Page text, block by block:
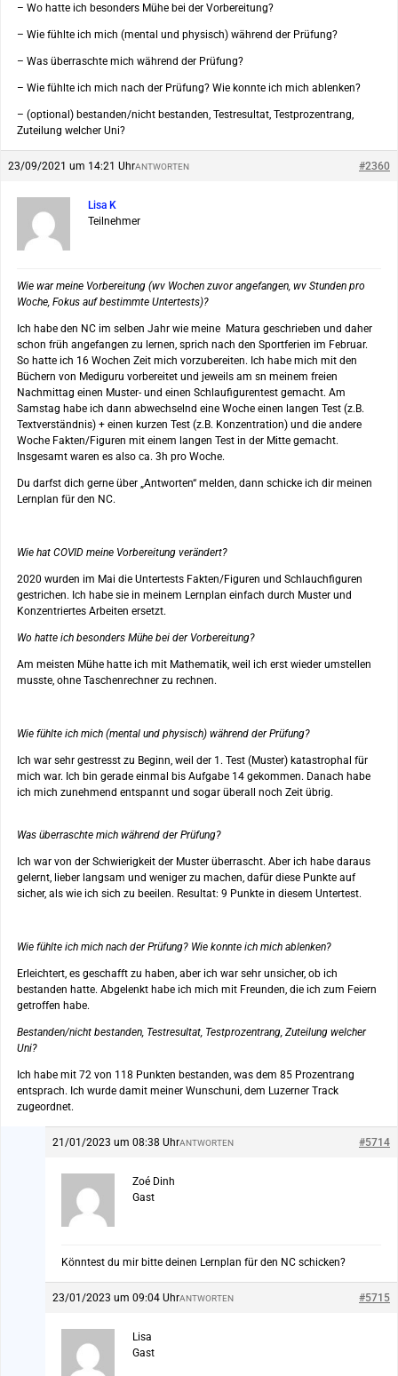
– Wo hatte ich besonders Mühe bei der Vorbereitung?
– Wie fühlte ich mich (mental und physisch) während der Prüfung?
– Was überraschte mich während der Prüfung?
– Wie fühlte ich mich nach der Prüfung? Wie konnte ich mich ablenken?
– (optional) bestanden/nicht bestanden, Testresultat, Testprozentrang,
Zuteilung welcher Uni?
23/09/2021 um 14:21 Uhr #2360
ANTWORTEN
Lisa K
Teilnehmer
Wie war meine Vorbereitung (wv Wochen zuvor angefangen, wv Stunden pro
Woche, Fokus auf bestimmte Untertests)?
Ich habe den NC im selben Jahr wie meine Matura geschrieben und daher
schon früh angefangen zu lernen, sprich nach den Sportferien im Februar.
So hatte ich 16 Wochen Zeit mich vorzubereiten. Ich habe mich mit den
Büchern von Mediguru vorbereitet und jeweils am sn meinem freien
Nachmittag einen Muster- und einen Schlaufigurentest gemacht. Am
Samstag habe ich dann abwechselnd eine Woche einen langen Test (z.B.
Textverständnis) + einen kurzen Test (z.B. Konzentration) und die andere
Woche Fakten/Figuren mit einem langen Test in der Mitte gemacht.
Insgesamt waren es also ca. 3h pro Woche.
Du darfst dich gerne über „Antworten“ melden, dann schicke ich dir meinen
Lernplan für den NC.
Wie hat COVID meine Vorbereitung verändert?
2020 wurden im Mai die Untertests Fakten/Figuren und Schlauchfiguren
gestrichen. Ich habe sie in meinem Lernplan einfach durch Muster und
Konzentriertes Arbeiten ersetzt.
Wo hatte ich besonders Mühe bei der Vorbereitung?
Am meisten Mühe hatte ich mit Mathematik, weil ich erst wieder umstellen
musste, ohne Taschenrechner zu rechnen.
Wie fühlte ich mich (mental und physisch) während der Prüfung?
Ich war sehr gestresst zu Beginn, weil der 1. Test (Muster) katastrophal für
mich war. Ich bin gerade einmal bis Aufgabe 14 gekommen. Danach habe
ich mich zunehmend entspannt und sogar überall noch Zeit übrig.
Was überraschte mich während der Prüfung?
Ich war von der Schwierigkeit der Muster überrascht. Aber ich habe daraus
gelernt, lieber langsam und weniger zu machen, dafür diese Punkte auf
sicher, als wie ich sich zu beeilen. Resultat: 9 Punkte in diesem Untertest.
Wie fühlte ich mich nach der Prüfung? Wie konnte ich mich ablenken?
Erleichtert, es geschafft zu haben, aber ich war sehr unsicher, ob ich
bestanden hatte. Abgelenkt habe ich mich mit Freunden, die ich zum Feiern
getroffen habe.
Bestanden/nicht bestanden, Testresultat, Testprozentrang, Zuteilung welcher
Uni?
Ich habe mit 72 von 118 Punkten bestanden, was dem 85 Prozentrang
entsprach. Ich wurde damit meiner Wunschuni, dem Luzerner Track
zugeordnet.
21/01/2023 um 08:38 Uhr #5714
ANTWORTEN
Zoé Dinh
Gast
Könntest du mir bitte deinen Lernplan für den NC schicken?
23/01/2023 um 09:04 Uhr #5715
ANTWORTEN
Lisa
Gast